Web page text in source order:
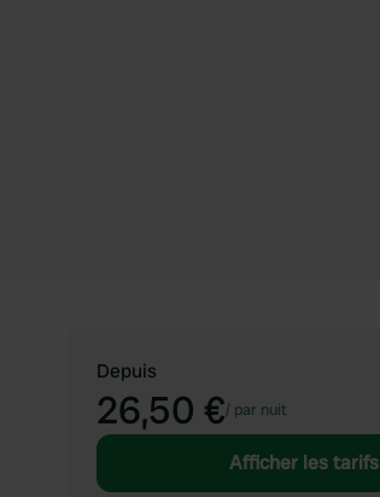
Depuis
26,50 €/ par nuit
Afficher les tarifs